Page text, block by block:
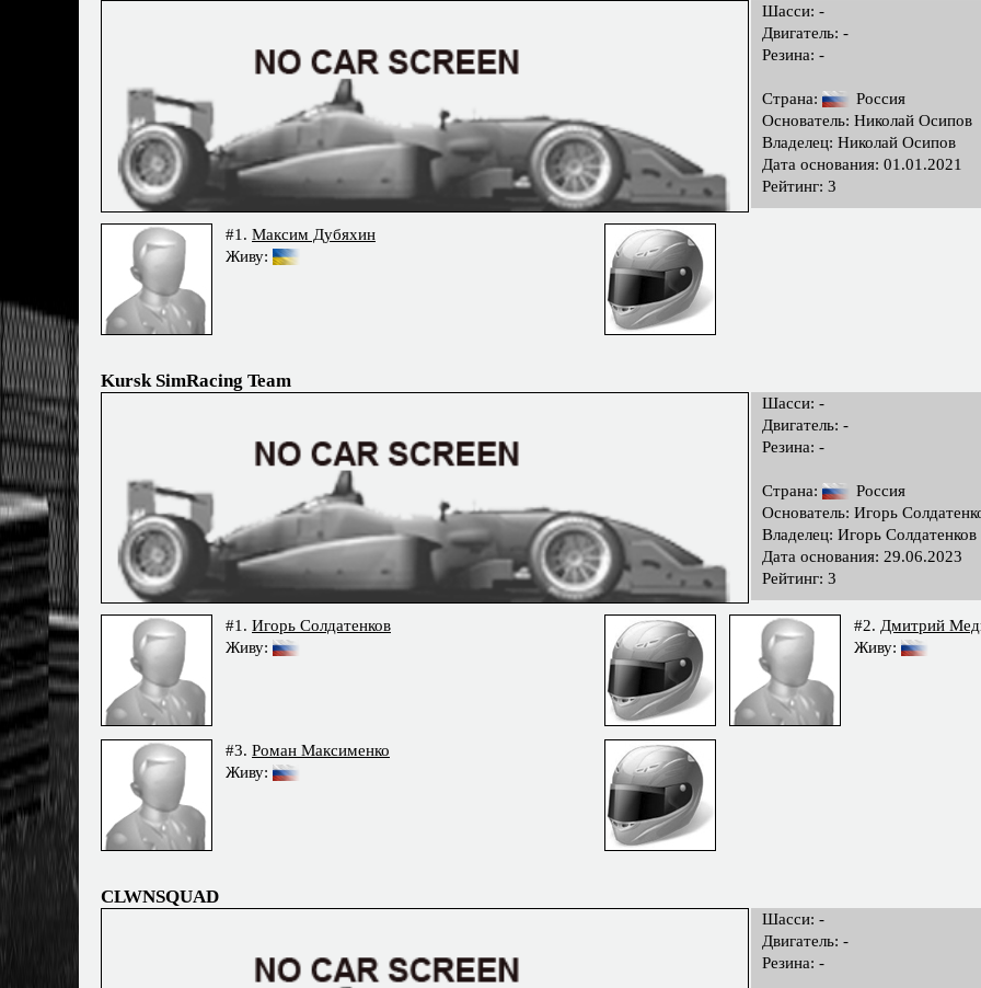
Шасси: -
Двигатель: -
Резина: -
Страна:
Россия
Основатель: Николай Осипов
Владелец: Николай Осипов
Дата основания: 01.01.2021
Рейтинг: 3
#1. Максим Дубяхин
Живу:
Kursk SimRacing Team
Шасси: -
Двигатель: -
Резина: -
Страна:
Россия
Основатель: Игорь
Владелец: Игорь Солдатенков
Дата основания: 29.06.2023
Рейтинг: 3
#1. Игорь Солдатенков
Живу:
#2.Дмитрий
Живу:
#3. Роман Максименко
Живу:
CLWNSQUAD
Шасси: -
Двигатель: -
Резина: -